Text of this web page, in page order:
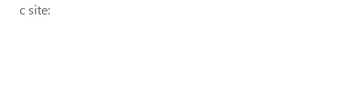
с site: